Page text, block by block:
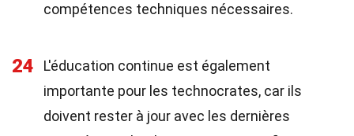
compétences techniques nécessaires.
24
L'éducation continue est également
importante pour les technocrates, car ils
doivent rester à jour avec les dernières